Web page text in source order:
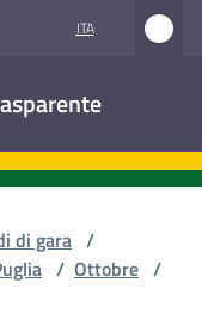
ITA
di gara /
/ Ottobre /